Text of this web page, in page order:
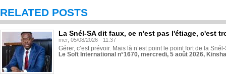
RELATED POSTS
La Snél-SA dit faux, ce n'est pas l'étiage, c'est
mer, 05/08/2026 - 11:37
Gérer, c’est prévoir. Mais là n’est point le point fort de la
Le Soft International n°1670, mercredi, 5 août 2026,